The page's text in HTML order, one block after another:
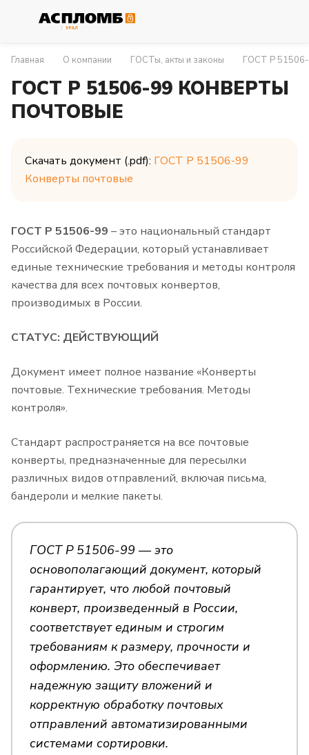
Главная О компании ГОСТы, акты и законы ГОСТ Р 51506-
ГОСТ Р 51506-99 КОНВЕРТЫ
ПОЧТОВЫЕ
Скачать документ (.pdf): ГОСТ Р 51506-99
Конверты почтовые
ГОСТ Р 51506-99 – это национальный стандарт
Российской Федерации, который устанавливает
единые технические требования и методы контроля
качества для всех почтовых конвертов,
производимых в России.
СТАТУС: ДЕЙСТВУЮЩИЙ
Документ имеет полное название «Конверты
почтовые. Технические требования. Методы
контроля».
Стандарт распространяется на все почтовые
конверты, предназначенные для пересылки
различных видов отправлений, включая письма,
бандероли и мелкие пакеты.
ГОСТ Р 51506-99 — это
основополагающий документ, который
гарантирует, что любой почтовый
конверт, произведенный в России,
соответствует единым и строгим
требованиям к размеру, прочности и
оформлению. Это обеспечивает
надежную защиту вложений и
корректную обработку почтовых
отправлений автоматизированными
системами сортировки.